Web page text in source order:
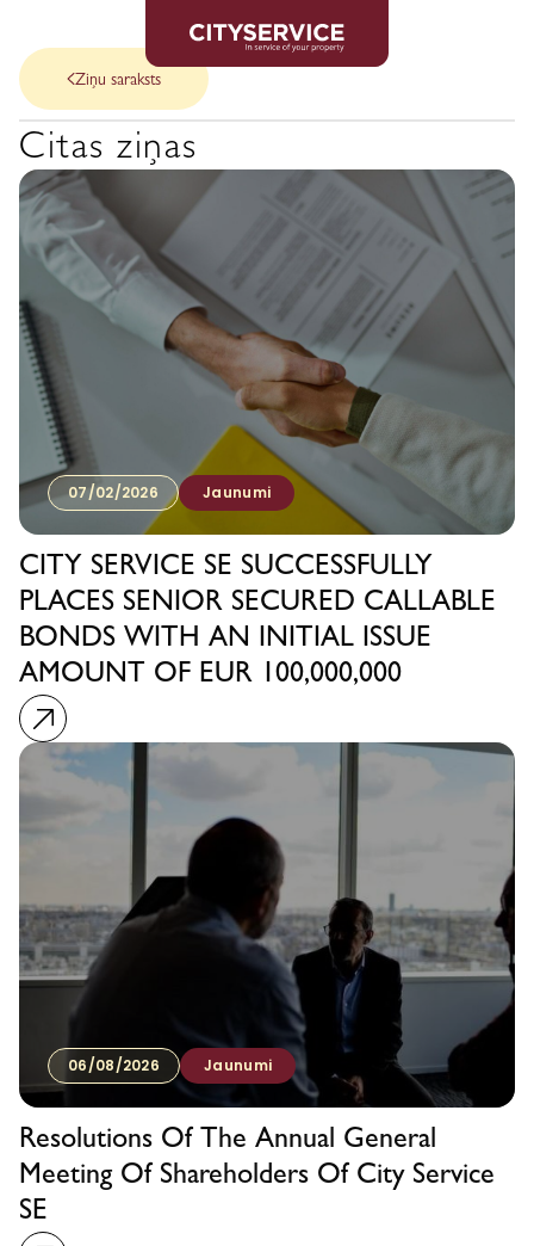
Ziņu saraksts
Citas ziņas
07/02/2026 Jaunumi
CITY SERVICE SE SUCCESSFULLY
PLACES SENIOR SECURED CALLABLE
BONDS WITH AN INITIAL ISSUE
AMOUNT OF EUR 100,000,000
06/08/2026 Jaunumi
Resolutions Of The Annual General
Meeting Of Shareholders Of City Service
SE